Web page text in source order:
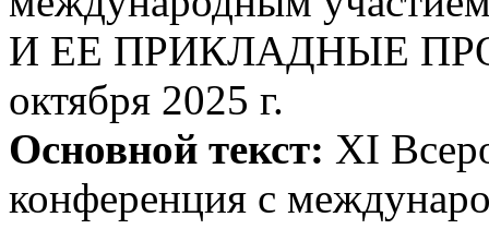
И ЕЕ ПРИКЛАДНЫЕ
октября 2025 г.
Основной текст: XI
конференция с